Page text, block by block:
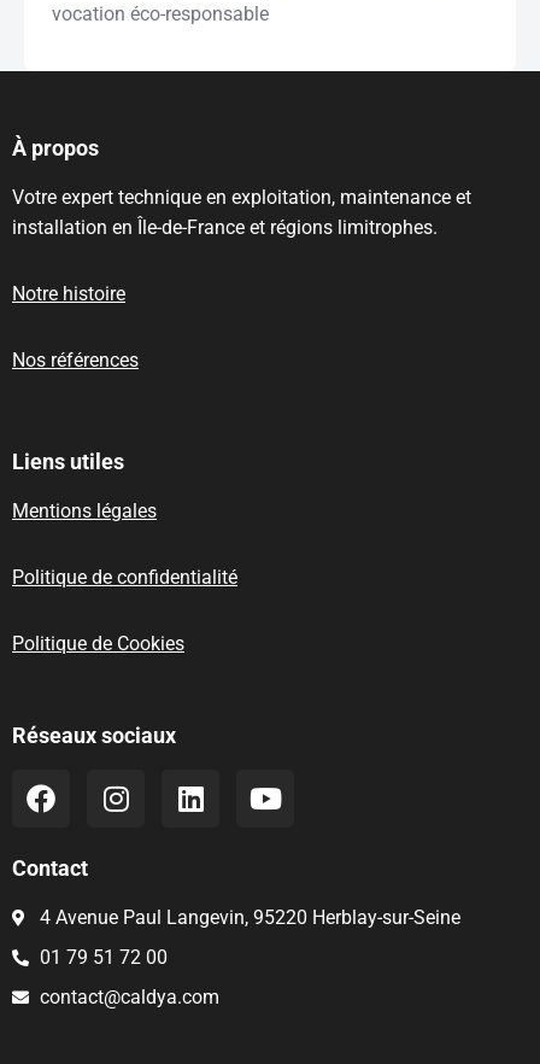
vocation éco-responsable
À propos
Votre expert technique en exploitation, maintenance et
installation en Île-de-France et régions limitrophes.
Notre histoire
Nos références
Liens utiles
Mentions légales
Politique de confidentialité
Politique de Cookies
Réseaux sociaux
Contact
4 Avenue Paul Langevin, 95220 Herblay-sur-Seine
01 79 51 72 00
contact@caldya.com